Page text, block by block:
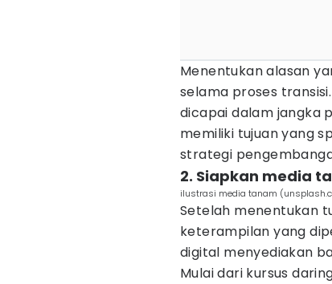
Menentukan alasan
selama proses
dicapai dalam jangka
memiliki tujuan yang
strategi
2. Siapkan media
ilustrasi media tanam
Setelah menentukan
keterampilan yang
digital menyediakan
Mulai dari kursus